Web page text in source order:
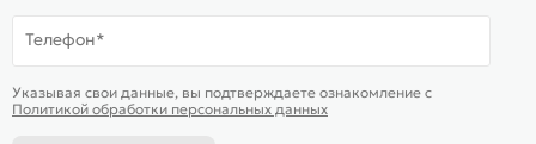
Политика обработки персональных данных
Карта сайта
технологии
Телефон*
Указывая свои данные, вы подтверждаете ознакомление c
Политикой обработки персональных данных